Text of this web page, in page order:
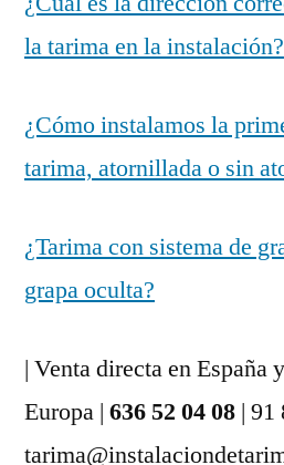
la tarima en la instalación?
¿Cómo instalamos la
tarima, atornillada o sin
¿Tarima con sistema de
grapa oculta?
| Venta directa en España
Europa | 636 52 04 08 | 91